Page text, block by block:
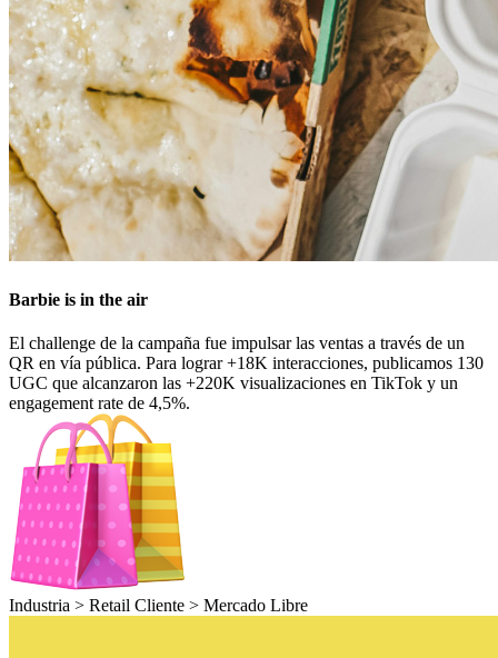
Barbie is in the air
El challenge de la campaña fue impulsar las ventas a través de un
QR en vía pública. Para lograr +18K interacciones, publicamos 130
UGC que alcanzaron las +220K visualizaciones en TikTok y un
engagement rate de 4,5%.
Industria > Retail Cliente > Mercado Libre